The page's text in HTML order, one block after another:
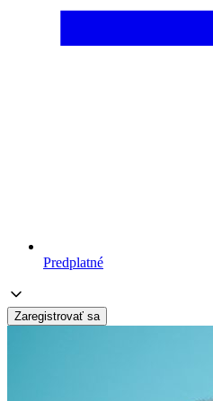
Predplatné
Zaregistrovať sa